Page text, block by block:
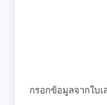
กรอกข้อมูลจากใบ